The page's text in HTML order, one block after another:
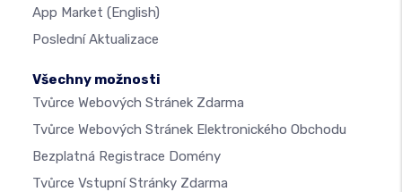
App Market (English)
Poslední Aktualizace
Všechny možnosti
Tvůrce Webových Stránek Zdarma
Tvůrce Webových Stránek Elektronického Obchodu
Bezplatná Registrace Domény
Tvůrce Vstupní Stránky Zdarma